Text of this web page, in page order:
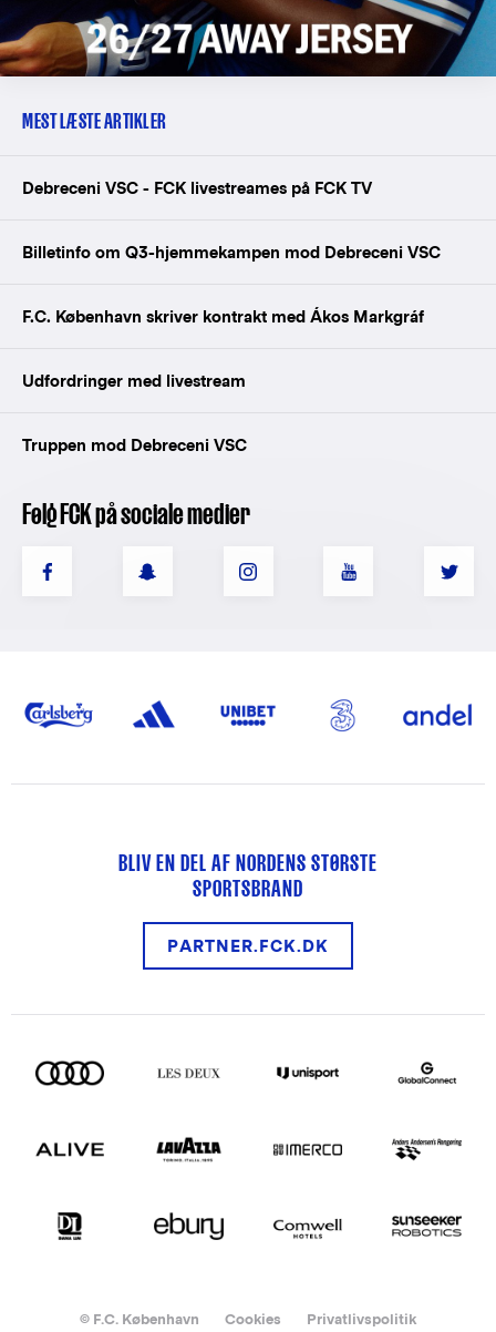
MEST LÆSTE ARTIKLER
Debreceni VSC - FCK livestreames på FCK TV
Billetinfo om Q3-hjemmekampen mod Debreceni VSC
F.C. København skriver kontrakt med Ákos Markgráf
Udfordringer med livestream
Truppen mod Debreceni VSC
Følg FCK på sociale medier
BLIV EN DEL AF NORDENS STØRSTE
SPORTSBRAND
PARTNER.FCK.DK
© F.C. København Cookies Privatlivspolitik